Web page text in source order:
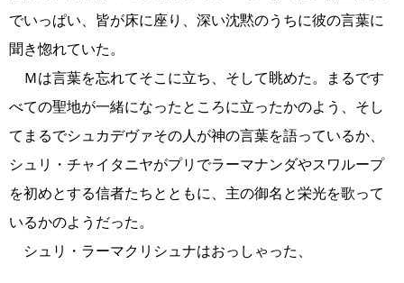
でいっぱい、皆が床に座り、深い沈黙のうちに彼の言葉に
聞き惚れていた。
Ｍは言葉を忘れてそこに立ち、そして眺めた。まるです
べての聖地が一緒になったところに立ったかのよう、そし
てまるでシュカデヴァその人が神の言葉を語っているか、
シュリ・チャイタニヤがプリでラーマナンダやスワループ
を初めとする信者たちとともに、主の御名と栄光を歌って
いるかのようだった。
シュリ・ラーマクリシュナはおっしゃった、